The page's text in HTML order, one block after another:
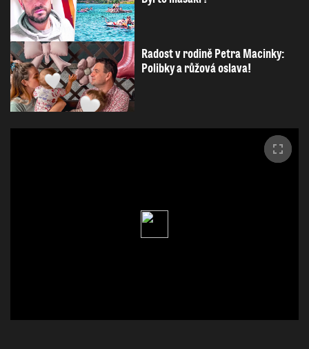
Radost v rodině Petra Macinky:
Polibky a růžová oslava!